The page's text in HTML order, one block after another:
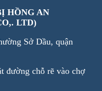
HỒNG AN
LTD)
Sở Dầu, quận
đường chỗ rẽ vào chợ